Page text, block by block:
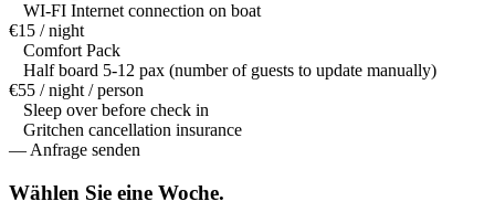
WI-FI Internet connection on boat
€15 / night
Comfort Pack
Half board 5-12 pax (number of guests to update manually)
€55 / night / person
Sleep over before check in
Gritchen cancellation insurance
— Anfrage senden
Wählen Sie eine Woche.